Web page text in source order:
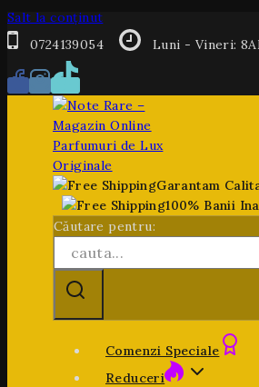
Salt la conținut
0724139054
Luni - Vineri:
Garantam
100% Banii
Căutare pentru:
Comenzi Speciale
Reduceri